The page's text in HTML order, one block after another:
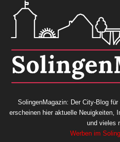
SolingenMagazin: Der City-Blog
erscheinen hier aktuelle Neuigkeiten,
und vieles
Werben im